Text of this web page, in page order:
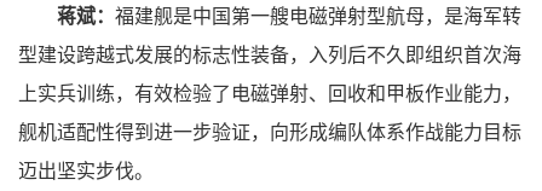
蒋斌： 福建舰是中国第一艘电磁弹射型航母，是海军转
型建设跨越式发展的标志性装备，入列后不久即组织首次海
上实兵训练，有效检验了电磁弹射、回收和甲板作业能力，
舰机适配性得到进一步验证，向形成编队体系作战能力目标
迈出坚实步伐。